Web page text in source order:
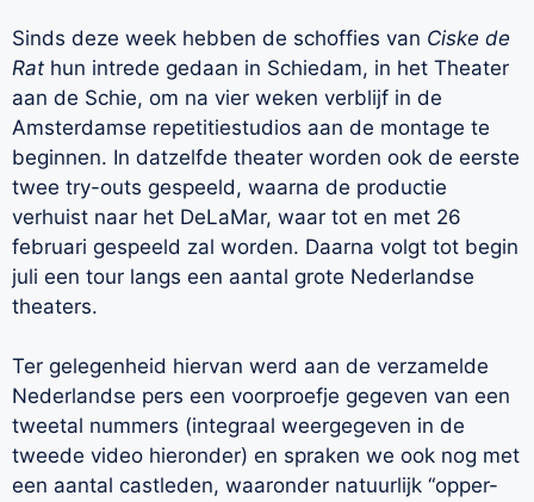
Sinds deze week hebben de schoffies van Ciske de
Rat hun intrede gedaan in Schiedam, in het Theater
aan de Schie, om na vier weken verblijf in de
Amsterdamse repetitiestudios aan de montage te
beginnen. In datzelfde theater worden ook de eerste
twee try-outs gespeeld, waarna de productie
verhuist naar het DeLaMar, waar tot en met 26
februari gespeeld zal worden. Daarna volgt tot begin
juli een tour langs een aantal grote Nederlandse
theaters.
Ter gelegenheid hiervan werd aan de verzamelde
Nederlandse pers een voorproefje gegeven van een
tweetal nummers (integraal weergegeven in de
tweede video hieronder) en spraken we ook nog met
een aantal castleden, waaronder natuurlijk “opper-